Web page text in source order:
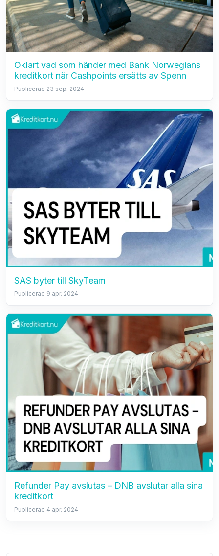
Oklart vad som händer med Bank Norwegians
kreditkort när Cashpoints ersätts av Spenn
Publicerad 23 sep. 2024
SAS byter till SkyTeam
Publicerad 9 apr. 2024
Refunder Pay avslutas – DNB avslutar alla sina
kreditkort
Publicerad 4 apr. 2024